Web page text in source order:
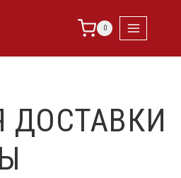
0
ДОСТАВКИ